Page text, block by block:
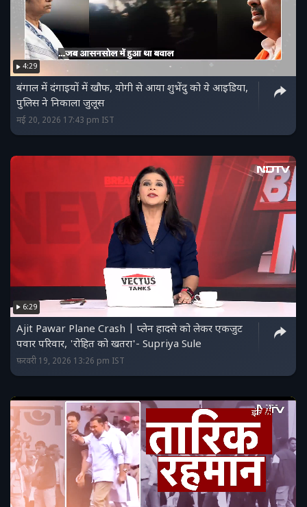
4:29
बंगाल में दंगाइयों में खौफ, योगी से आया शुभेंदु को ये आइडिया,
पुलिस ने निकाला जुलूस
मई 20, 2026 17:43 pm IST
6:29
Ajit Pawar Plane Crash | प्लेन हादसे को लेकर एकजुट
पवार परिवार, 'रोहित को खतरा'- Supriya Sule
फ़रवरी 19, 2026 13:26 pm IST